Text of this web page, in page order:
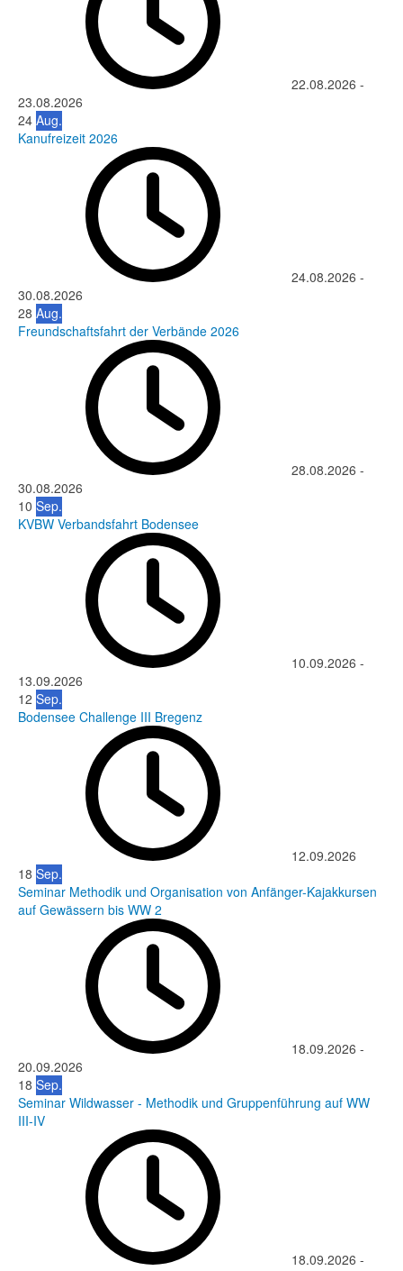
22.08.2026 -
23.08.2026
24 Aug.
Kanufreizeit 2026
24.08.2026 -
30.08.2026
28 Aug.
Freundschaftsfahrt der Verbände 2026
28.08.2026 -
30.08.2026
10 Sep.
KVBW Verbandsfahrt Bodensee
10.09.2026 -
13.09.2026
12 Sep.
Bodensee Challenge III Bregenz
12.09.2026
18 Sep.
Seminar Methodik und Organisation von Anfänger-Kajakkursen
auf Gewässern bis WW 2
18.09.2026 -
20.09.2026
18 Sep.
Seminar Wildwasser - Methodik und Gruppenführung auf WW
III-IV
18.09.2026 -